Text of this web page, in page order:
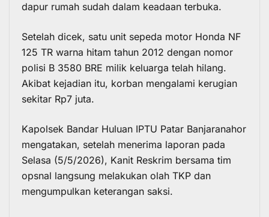
dapur rumah sudah dalam keadaan terbuka.
Setelah dicek, satu unit sepeda motor Honda NF
125 TR warna hitam tahun 2012 dengan nomor
polisi B 3580 BRE milik keluarga telah hilang.
Akibat kejadian itu, korban mengalami kerugian
sekitar Rp7 juta.
Kapolsek Bandar Huluan IPTU Patar Banjaranahor
mengatakan, setelah menerima laporan pada
Selasa (5/5/2026), Kanit Reskrim bersama tim
opsnal langsung melakukan olah TKP dan
mengumpulkan keterangan saksi.